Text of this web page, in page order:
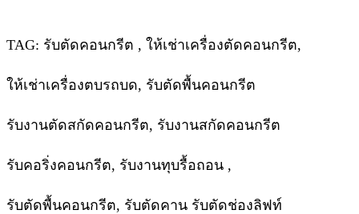
TAG: รับตัดคอนกรีต , ให้เช่าเครื่องตัดคอนกรีต,
ให้เช่าเครื่องตบรถบด, รับตัดพื้นคอนกรีต
รับงานตัดสกัดคอนกรีต, รับงานสกัดคอนกรีต
รับคอริ่งคอนกรีต, รับงานทุบรื้อถอน ,
รับตัดพื้นคอนกรีต, รับตัดคาน รับตัดช่องลิฟท์